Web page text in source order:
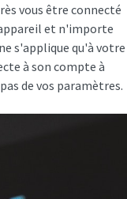
vous être connecté
et n'importe
s'applique qu'à votre
à son compte à
de vos paramètres.